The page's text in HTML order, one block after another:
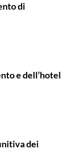
di
e dell’hotel
dei